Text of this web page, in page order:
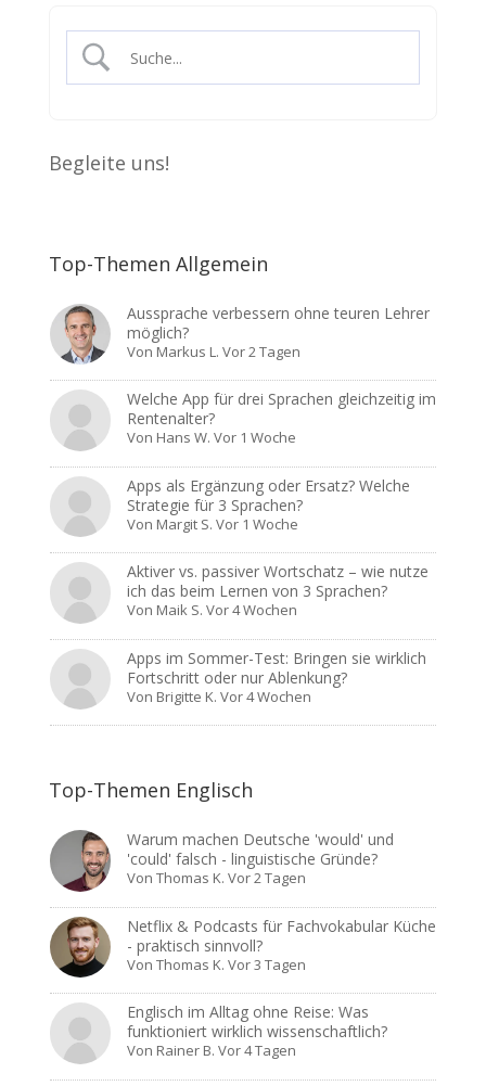
Begleite uns!
Top-Themen Allgemein
Aussprache verbessern ohne teuren Lehrer
möglich?
Von Markus L. Vor 2 Tagen
Welche App für drei Sprachen gleichzeitig im
Rentenalter?
Von Hans W. Vor 1 Woche
Apps als Ergänzung oder Ersatz? Welche
Strategie für 3 Sprachen?
Von Margit S. Vor 1 Woche
Aktiver vs. passiver Wortschatz – wie nutze
ich das beim Lernen von 3 Sprachen?
Von Maik S. Vor 4 Wochen
Apps im Sommer-Test: Bringen sie wirklich
Fortschritt oder nur Ablenkung?
Von Brigitte K. Vor 4 Wochen
Top-Themen Englisch
Warum machen Deutsche 'would' und
'could' falsch - linguistische Gründe?
VonThomas K. Vor 2 Tagen
Netflix & Podcasts für Fachvokabular Küche
- praktisch sinnvoll?
VonThomas K. Vor 3 Tagen
Englisch im Alltag ohne Reise: Was
funktioniert wirklich wissenschaftlich?
Von Rainer B. Vor 4 Tagen